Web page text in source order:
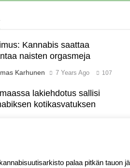
Kannabis saattaa
naisten orgasmeja
Karhunen 7 Years Ago 107
lakiehdotus sallisi
kotikasvatuksen
LOHARI.NET 2.5 –
palaa pitkän tauon